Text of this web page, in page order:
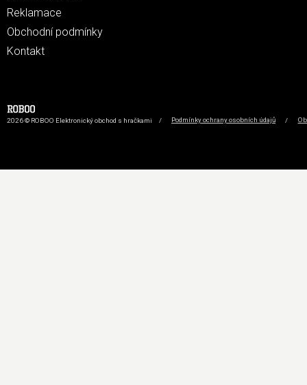
Reklamace
Obchodní podmínky
Kontakt
2026 © ROBOO Elektronický obchod s hračkami / Podmínky ochrany osobních údajů /